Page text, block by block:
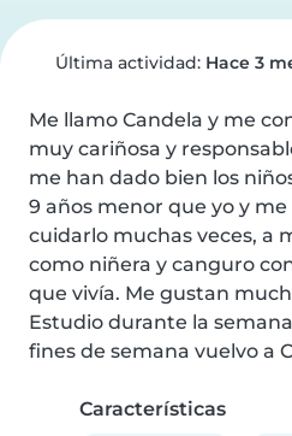
Última actividad: Hace 3
Me llamo Candela y me
muy cariñosa y
me han dado bien los
9 años menor que yo y
cuidarlo muchas veces, a
como niñera y canguro
que vivía. Me gustan
Estudio durante la
fines de semana vuelvo a
Características